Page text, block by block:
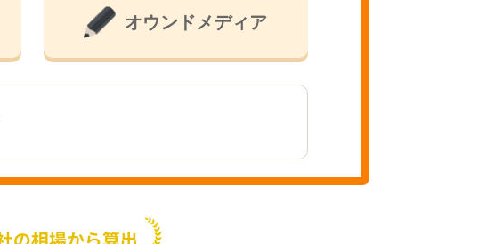
オウンドメディア